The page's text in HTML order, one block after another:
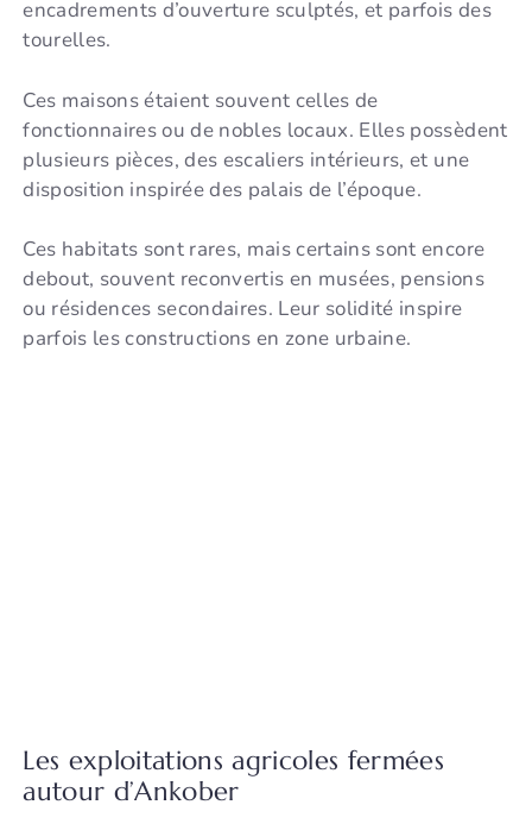
encadrements d’ouverture sculptés, et parfois des
tourelles.
Ces maisons étaient souvent celles de
fonctionnaires ou de nobles locaux. Elles possèdent
plusieurs pièces, des escaliers intérieurs, et une
disposition inspirée des palais de l’époque.
Ces habitats sont rares, mais certains sont encore
debout, souvent reconvertis en musées, pensions
ou résidences secondaires. Leur solidité inspire
parfois les constructions en zone urbaine.
Les exploitations agricoles fermées
autour d’Ankober